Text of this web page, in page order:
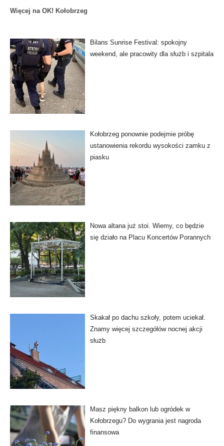
Więcej na OK! Kołobrzeg
Bilans Sunrise Festival: spokojny
weekend, ale pracowity dla służb i szpitala
Kołobrzeg ponownie podejmie próbę
ustanowienia rekordu wysokości zamku z
piasku
Nowa altana już stoi. Wiemy, co będzie
się działo na Placu Koncertów Porannych
Skakał po dachu szkoły, potem uciekał.
Znamy więcej szczegółów nocnej akcji
służb
Masz piękny balkon lub ogródek w
Kołobrzegu? Do wygrania jest nagroda
finansowa